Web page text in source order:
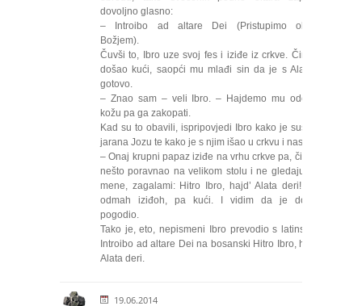
dovoljno glasno:
– Introibo ad altare Dei (Pristupimo oltaru
Božjem).
Čuvši to, Ibro uze svoj fes i iziđe iz crkve. Čim je
došao kući, saopći mu mlađi sin da je s Alatom
gotovo.
– Znao sam – veli Ibro. – Hajdemo mu oderati
kožu pa ga zakopati.
Kad su to obavili, ispripovjedi Ibro kako je susreo
jarana Jozu te kako je s njim išao u crkvu i nastavi:
– Onaj krupni papaz iziđe na vrhu crkve pa, čim je
nešto poravnao na velikom stolu i ne gledajući u
mene, zagalami: Hitro Ibro, hajd’ Alata deri! I ja
odmah iziđoh, pa kući. I vidim da je dobro
pogodio.
Tako je, eto, nepismeni Ibro prevodio s latinskog
Introibo ad altare Dei na bosanski Hitro Ibro, hajd’
Alata deri.
19.06.2014